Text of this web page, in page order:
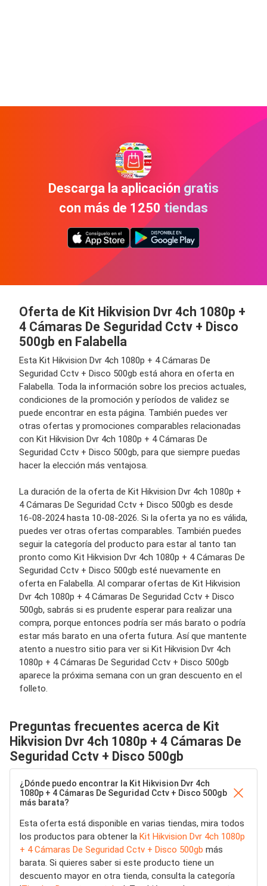
Descarga la aplicación gratis
con más de 1250 tiendas
Oferta de Kit Hikvision Dvr 4ch 1080p +
4 Cámaras De Seguridad Cctv + Disco
500gb en Falabella
Esta Kit Hikvision Dvr 4ch 1080p + 4 Cámaras De
Seguridad Cctv + Disco 500gb está ahora en oferta en
Falabella. Toda la información sobre los precios actuales,
condiciones de la promoción y períodos de validez se
puede encontrar en esta página. También puedes ver
otras ofertas y promociones comparables relacionadas
con Kit Hikvision Dvr 4ch 1080p + 4 Cámaras De
Seguridad Cctv + Disco 500gb, para que siempre puedas
hacer la elección más ventajosa.
La duración de la oferta de Kit Hikvision Dvr 4ch 1080p +
4 Cámaras De Seguridad Cctv + Disco 500gb es desde
16-08-2024 hasta 10-08-2026. Si la oferta ya no es válida,
puedes ver otras ofertas comparables. También puedes
seguir la categoría del producto para estar al tanto tan
pronto como Kit Hikvision Dvr 4ch 1080p + 4 Cámaras De
Seguridad Cctv + Disco 500gb esté nuevamente en
oferta en Falabella. Al comparar ofertas de Kit Hikvision
Dvr 4ch 1080p + 4 Cámaras De Seguridad Cctv + Disco
500gb, sabrás si es prudente esperar para realizar una
compra, porque entonces podría ser más barato o podría
estar más barato en una oferta futura. Así que mantente
atento a nuestro sitio para ver si Kit Hikvision Dvr 4ch
1080p + 4 Cámaras De Seguridad Cctv + Disco 500gb
aparece la próxima semana con un gran descuento en el
folleto.
Preguntas frecuentes acerca de Kit
Hikvision Dvr 4ch 1080p + 4 Cámaras De
Seguridad Cctv + Disco 500gb
¿Dónde puedo encontrar la Kit Hikvision Dvr 4ch
1080p + 4 Cámaras De Seguridad Cctv + Disco 500gb
más barata?
Esta oferta está disponible en varias tiendas, mira todos
los productos para obtener la Kit Hikvision Dvr 4ch 1080p
+ 4 Cámaras De Seguridad Cctv + Disco 500gb más
barata. Si quieres saber si este producto tiene un
descuento mayor en otra tienda, consulta la categoría